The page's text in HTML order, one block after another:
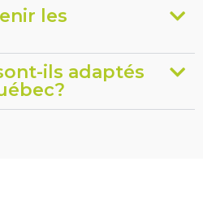
les
ils adaptés